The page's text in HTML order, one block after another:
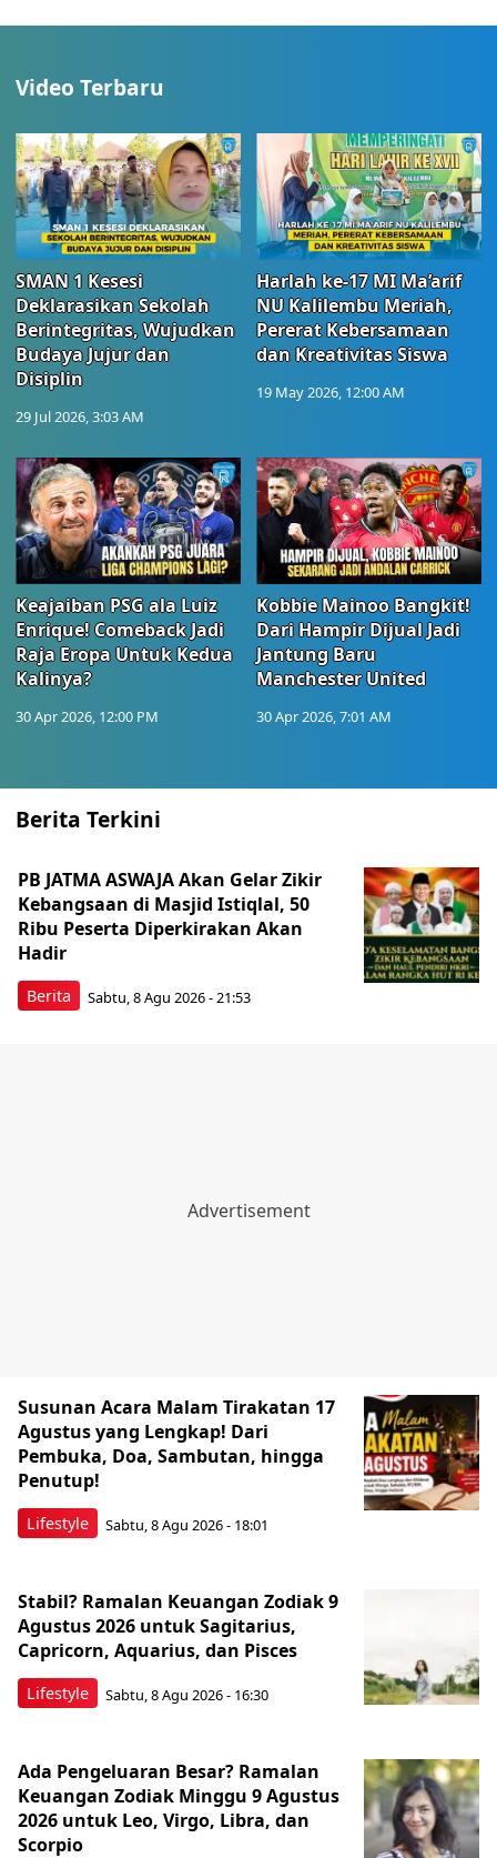
Video Terbaru
SMAN 1 Kesesi
Deklarasikan Sekolah
Berintegritas, Wujudkan
Budaya Jujur dan
Disiplin
29 Jul 2026, 3:03 AM
Harlah ke-17 MI Ma’arif
NU Kalilembu Meriah,
Pererat Kebersamaan
dan Kreativitas Siswa
19 May 2026, 12:00 AM
Keajaiban PSG ala Luiz
Enrique! Comeback Jadi
Raja Eropa Untuk Kedua
Kalinya?
30 Apr 2026, 12:00 PM
Kobbie Mainoo Bangkit!
Dari Hampir Dijual Jadi
Jantung Baru
Manchester United
30 Apr 2026, 7:01 AM
Berita Terkini
Berita
PB JATMA ASWAJA Akan Gelar Zikir
Kebangsaan di Masjid Istiqlal, 50
Ribu Peserta Diperkirakan Akan
Hadir
Sabtu, 8 Agu 2026 - 21:53
Lifestyle
Susunan Acara Malam Tirakatan 17
Agustus yang Lengkap! Dari
Pembuka, Doa, Sambutan, hingga
Penutup!
Sabtu, 8 Agu 2026 - 18:01
Lifestyle
Stabil? Ramalan Keuangan Zodiak 9
Agustus 2026 untuk Sagitarius,
Capricorn, Aquarius, dan Pisces
Sabtu, 8 Agu 2026 - 16:30
Ada Pengeluaran Besar? Ramalan
Keuangan Zodiak Minggu 9 Agustus
2026 untuk Leo, Virgo, Libra, dan
Scorpio